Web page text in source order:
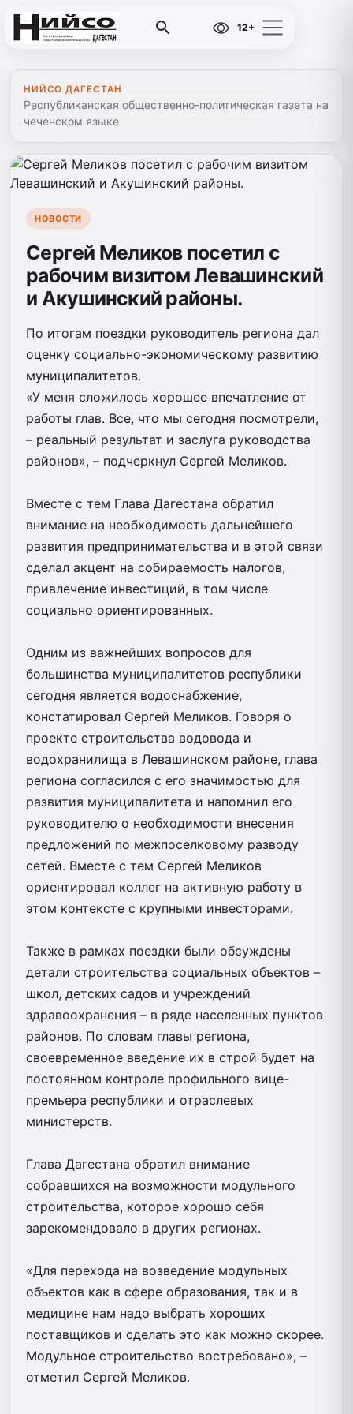
12+
НИЙСО ДАГЕСТАН
Республиканская общественно-политическая газета на
чеченском языке
НОВОСТИ
Сергей Меликов посетил с
рабочим визитом Левашинский
и Акушинский районы.
По итогам поездки руководитель региона дал
оценку социально-экономическому развитию
муниципалитетов.
«У меня сложилось хорошее впечатление от
работы глав. Все, что мы сегодня посмотрели,
– реальный результат и заслуга руководства
районов», – подчеркнул Сергей Меликов.
Вместе с тем Глава Дагестана обратил
внимание на необходимость дальнейшего
развития предпринимательства и в этой связи
сделал акцент на собираемость налогов,
привлечение инвестиций, в том числе
социально ориентированных.
Одним из важнейших вопросов для
большинства муниципалитетов республики
сегодня является водоснабжение,
констатировал Сергей Меликов. Говоря о
проекте строительства водовода и
водохранилища в Левашинском районе, глава
региона согласился с его значимостью для
развития муниципалитета и напомнил его
руководителю о необходимости внесения
предложений по межпоселковому разводу
сетей. Вместе с тем Сергей Меликов
ориентировал коллег на активную работу в
этом контексте с крупными инвесторами.
Также в рамках поездки были обсуждены
детали строительства социальных объектов –
школ, детских садов и учреждений
здравоохранения – в ряде населенных пунктов
районов. По словам главы региона,
своевременное введение их в строй будет на
постоянном контроле профильного вице-
премьера республики и отраслевых
министерств.
Глава Дагестана обратил внимание
собравшихся на возможности модульного
строительства, которое хорошо себя
зарекомендовало в других регионах.
«Для перехода на возведение модульных
объектов как в сфере образования, так и в
медицине нам надо выбрать хороших
поставщиков и сделать это как можно скорее.
Модульное строительство востребовано», –
отметил Сергей Меликов.